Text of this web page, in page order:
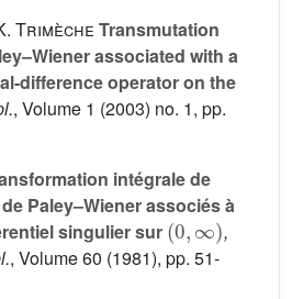
Trimèche Transmutation
associated with a
difference operator on the
, Volume 1 (2003) no. 1, pp.
intégrale de
Paley–Wiener associés à
singulier sur
(0,∞)
,
, Volume 60 (1981), pp. 51-